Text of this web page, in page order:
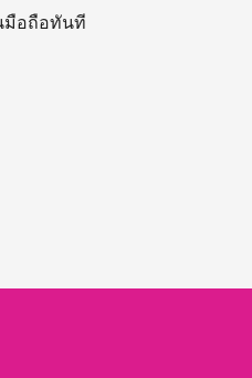
มือถือทันที